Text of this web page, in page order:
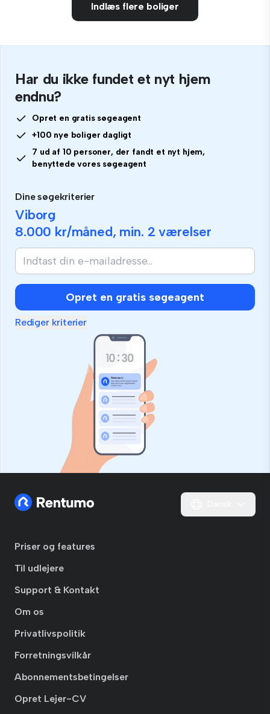
Indlæs flere boliger
Har du ikke fundet et nyt hjem
endnu?
Opret en gratis søgeagent
+100 nye boliger dagligt
7 ud af 10 personer, der fandt et nyt hjem,
benyttede vores søgeagent
Dine søgekriterier
Viborg
8.000 kr/måned, min. 2 værelser
Opret en gratis søgeagent
Rediger kriterier
Priser og features
Til udlejere
Support & Kontakt
Om os
Privatlivspolitik
Forretningsvilkår
Abonnementsbetingelser
Opret Lejer-CV